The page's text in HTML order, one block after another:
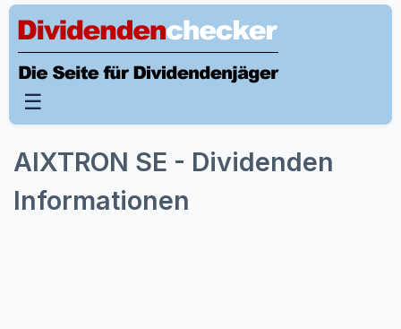
☰
AIXTRON SE - Dividenden
Informationen